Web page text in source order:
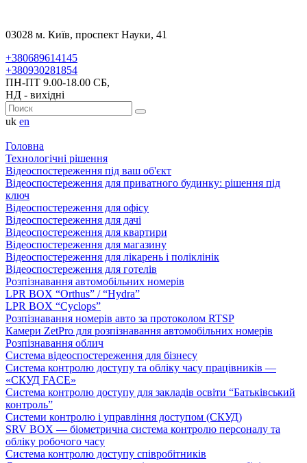
03028 м. Київ, проспект Науки, 41
+380689614145
+380930281854
ПН-ПТ 9.00-18.00 СБ,
НД - вихідні
uk en
Головна
Технологічні рішення
Відеоспостереження під ваш об'єкт
Відеоспостереження для приватного будинку: рішення під
ключ
Відеоспостереження для офісу
Відеоспостереження для дачі
Відеоспостереження для квартири
Відеоспостереження для магазину
Відеоспостереження для лікарень і поліклінік
Відеоспостереження для готелів
Розпізнавання автомобільних номерів
LPR BOX “Orthus” / “Hydra”
LPR BOX “Cyclops”
Розпізнавання номерів авто за протоколом RTSP
Камери ZetPro для розпізнавання автомобільних номерів
Розпізнавання облич
Система відеоспостереження для бізнесу
Система контролю доступу та обліку часу працівників —
«СКУД FACE»
Система контролю доступу для закладів освіти “Батьківський
контроль”
Системи контролю і управління доступом (СКУД)
SRV BOX — біометрична система контролю персоналу та
обліку робочого часу
Система контролю доступу співробітників